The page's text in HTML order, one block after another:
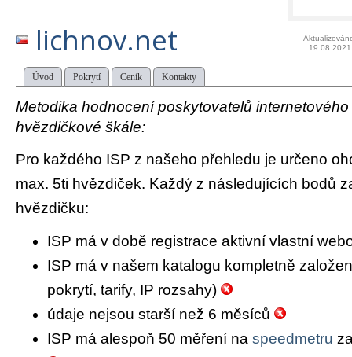
lichnov.net
19.08.2021
Úvod Pokrytí Ceník Kontakty
Metodika hodnocení poskytovatelů
hvězdičkové škále:
Pro každého ISP z našeho přehledu je určeno
max. 5ti hvězdiček. Každý z následujících bodů
hvězdičku:
ISP má v době registrace aktivní vlastní
ISP má v našem katalogu kompletně
pokrytí, tarify, IP rozsahy)
údaje nejsou starší než 6 měsíců
ISP má alespoň 50 měření na speedmetru